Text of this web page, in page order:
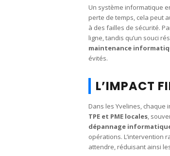
Un système informatique
perte de temps, cela peut
à des failles de sécurité.
ligne, tandis qu’un souci
maintenance
évités.
L’IMPACT
Dans les Yvelines,
TPE et PME locales,
dépannage
opérations. L’intervention
attendre, réduisant ainsi